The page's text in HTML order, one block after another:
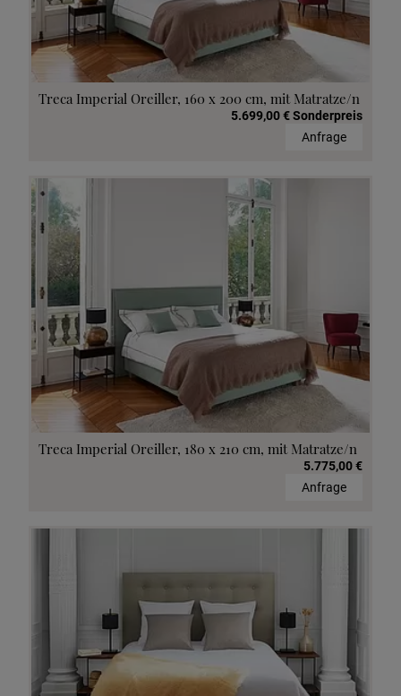
Treca Imperial Oreiller, 160 x 200 cm, mit Matratze/n
5.699,00 € Sonderpreis
Anfrage
Treca Imperial Oreiller, 180 x 210 cm, mit Matratze/n
5.775,00 €
Anfrage